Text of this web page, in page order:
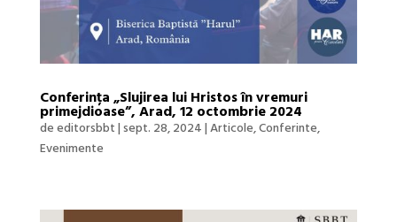
Conferința „Slujirea lui Hristos în vremuri
primejdioase”, Arad, 12 octombrie 2024
deeditorsbbt|sept. 28, 2024|Articole,Conferinte,
Evenimente